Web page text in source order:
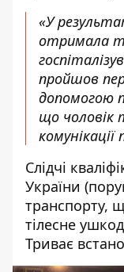
«У
отримала
пройшов
допомогою
що чоловік
комунікації
Слідчі
України
транспорту,
тілесне
Триває